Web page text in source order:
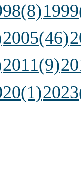
2005(46)
2011(9)